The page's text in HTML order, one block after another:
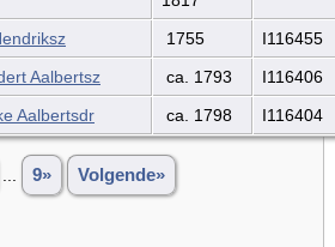
1755
I116455
Aalbertsz ca. 1793
I116406
Aalbertsdr ca. 1798 I116404
9» Volgende»